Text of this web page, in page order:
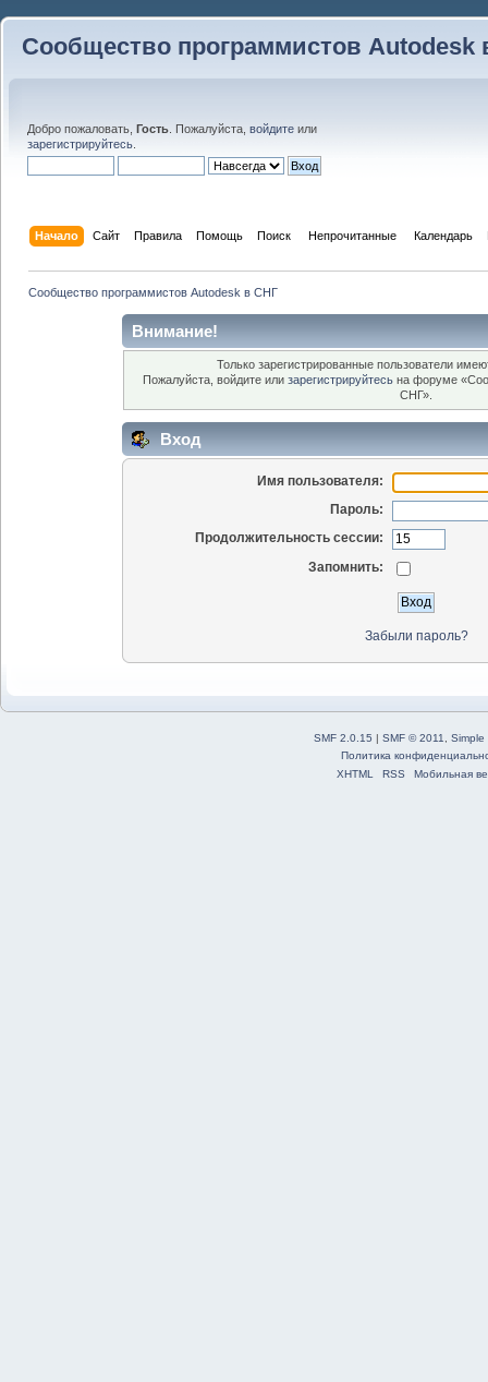
Сообщество программистов Autodesk
Добро пожаловать, Гость . Пожалуйста, войдите или
зарегистрируйтесь
Начало Сайт Правила Помощь Поиск Непрочитанные Календарь
Сообщество программистов Autodesk в СНГ
Внимание!
Только зарегистрированные пользователи
Пожалуйста, войдите или зарегистрируйтесь на форуме
СНГ».
Вход
Имя пользователя:
Пароль:
Продолжительность сессии:
Запомнить:
Забыли пароль?
SMF 2.0.15 | SMF © 2011
Simple
Политика
XHTML
RSS Мобильная